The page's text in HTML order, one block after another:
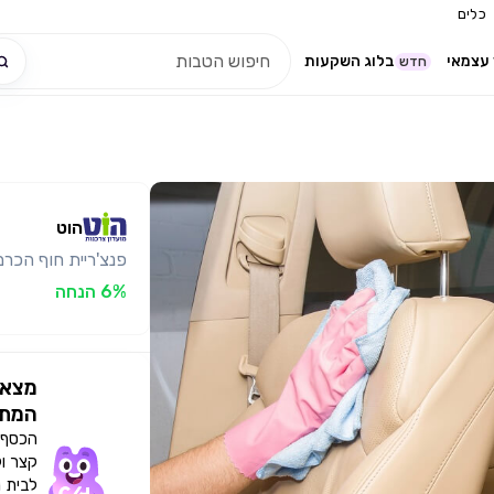
כלים
בלוג השקעות חדש
הוט
פנצ'ריית חוף
6% הנחה
הכסף
קצר